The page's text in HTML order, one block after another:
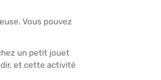
Vous pouvez
un petit jouet
et cette activité